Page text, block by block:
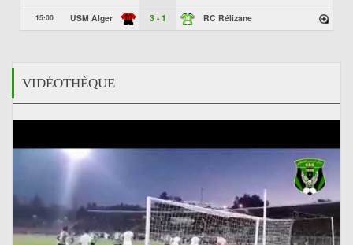
15:00 USM Alger 3 - 1 RC Rélizane
VIDÉOTHÈQUE